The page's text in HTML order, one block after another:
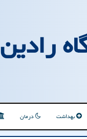
رادین
بهداشت درمان